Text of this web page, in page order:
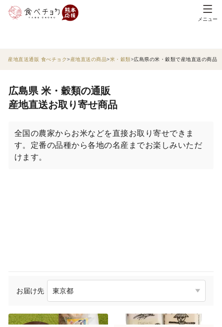
メニュー
産地直送通販 食べチョク 産地直送の商品 米・穀類 広島県の米・穀類で産地直送の商品
広島県 米・穀類の通販
産地直送お取り寄せ商品
全国の農家からお米などを直接お取り寄せできま
す。定番の品種から各地の名産までお楽しみいただ
けます。
お届け先